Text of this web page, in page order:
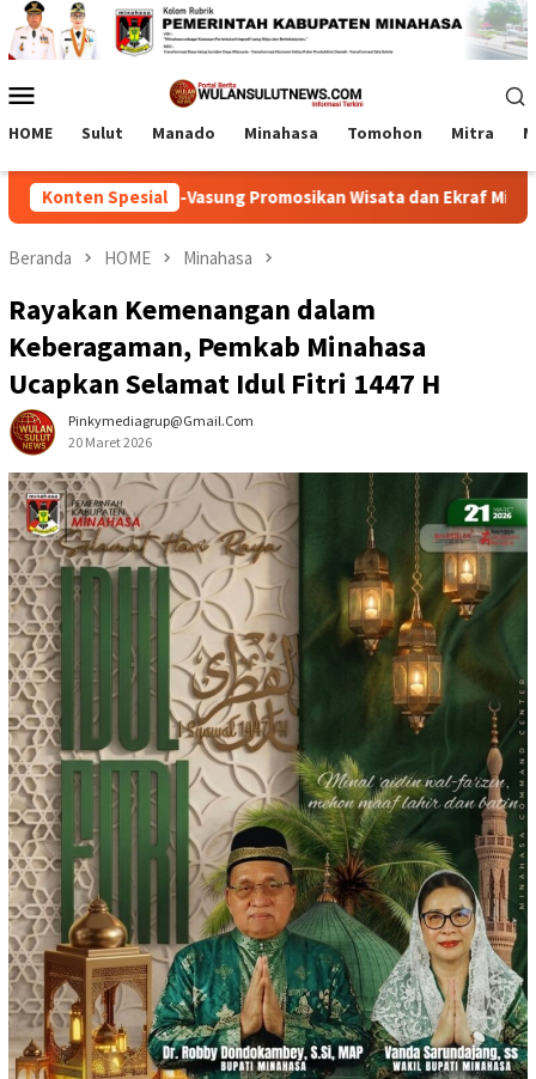
Loncat
ke
konten
Mobile
HOME Sulut Manado Minahasa Tomohon Mitra
Konten Spesial
RD-Vasung Promosikan Wisata dan Ekraf Minahasa
Beranda HOME Minahasa
Rayakan Kemenangan dalam
Keberagaman, Pemkab Minahasa
Ucapkan Selamat Idul Fitri 1447 H
Pinkymediagrup@gmail.com
20 Maret 2026